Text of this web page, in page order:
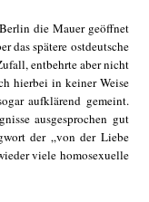
die Mauer geöffnet
das spätere ostdeutsche
entbehrte aber nicht
hierbei in keiner Weise
aufklärend gemeint.
ausgesprochen gut
der „von der Liebe
viele homosexuelle